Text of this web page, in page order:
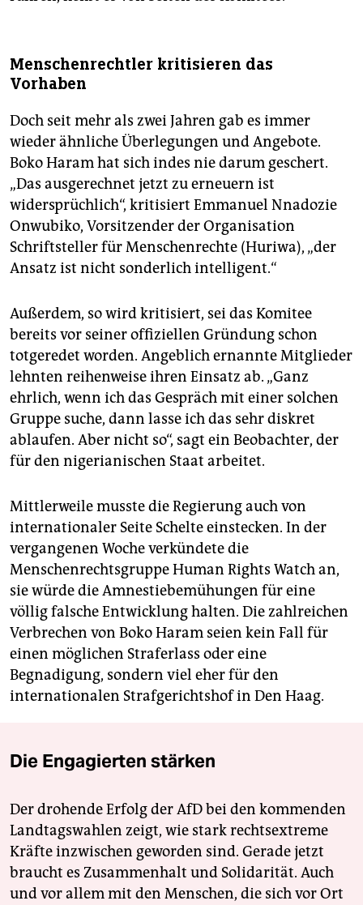
Menschenrechtler kritisieren das
Vorhaben
Doch seit mehr als zwei Jahren gab es immer
wieder ähnliche Überlegungen und Angebote.
Boko Haram hat sich indes nie darum geschert.
„Das ausgerechnet jetzt zu erneuern ist
widersprüchlich“, kritisiert Emmanuel Nnadozie
Onwubiko, Vorsitzender der Organisation
Schriftsteller für Menschenrechte (Huriwa), „der
Ansatz ist nicht sonderlich intelligent.“
Außerdem, so wird kritisiert, sei das Komitee
bereits vor seiner offiziellen Gründung schon
totgeredet worden. Angeblich ernannte Mitglieder
lehnten reihenweise ihren Einsatz ab. „Ganz
ehrlich, wenn ich das Gespräch mit einer solchen
Gruppe suche, dann lasse ich das sehr diskret
ablaufen. Aber nicht so“, sagt ein Beobachter, der
für den nigerianischen Staat arbeitet.
Mittlerweile musste die Regierung auch von
internationaler Seite Schelte einstecken. In der
vergangenen Woche verkündete die
Menschenrechtsgruppe Human Rights Watch an,
sie würde die Amnestiebemühungen für eine
völlig falsche Entwicklung halten. Die zahlreichen
Verbrechen von Boko Haram seien kein Fall für
einen möglichen Straferlass oder eine
Begnadigung, sondern viel eher für den
internationalen Strafgerichtshof in Den Haag.
Die Engagierten stärken
Der drohende Erfolg der AfD bei den kommenden
Landtagswahlen zeigt, wie stark rechtsextreme
Kräfte inzwischen geworden sind. Gerade jetzt
braucht es Zusammenhalt und Solidarität. Auch
und vor allem mit den Menschen, die sich vor Ort